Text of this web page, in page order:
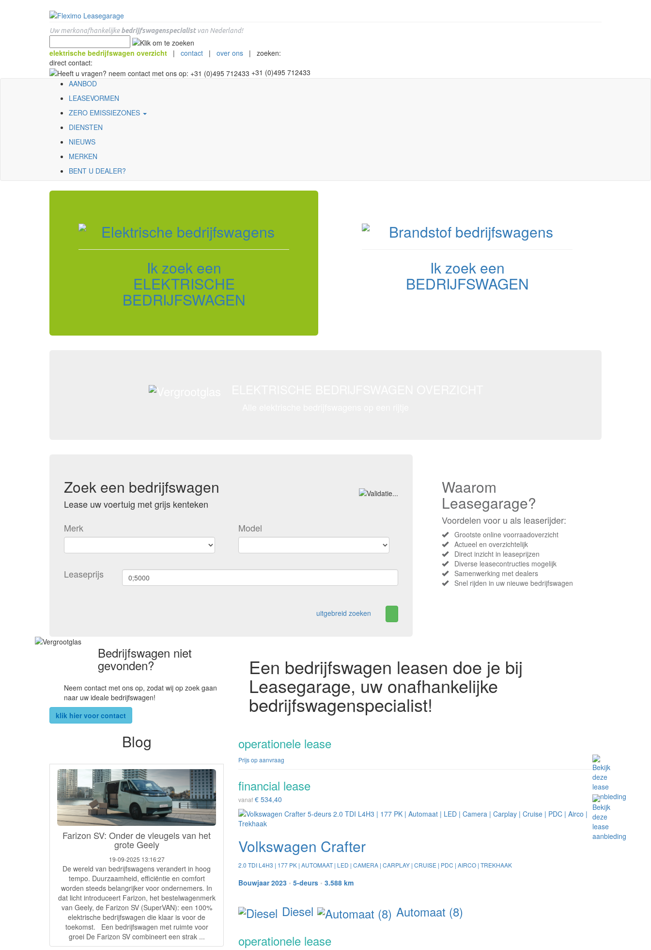
Uw merkonafhankelijkebedrijfswagenspecialistvan Nederland!
elektrische bedrijfswagen overzicht | contact | over ons | zoeken:
direct contact:
+31 (0)495 712433
AANBOD
LEASEVORMEN
ZERO EMISSIEZONES
DIENSTEN
NIEUWS
MERKEN
BENT U DEALER?
Ik zoek een
ELEKTRISCHE
BEDRIJFSWAGEN
Ik zoek een
BEDRIJFSWAGEN
Zoek een bedrijfswagen
Lease uw voertuig met grijs kenteken
Merk
Model
Leaseprijs
uitgebreid zoeken
Waarom
Leasegarage?
Voordelen voor u als leaserijder:
Grootste online voorraadoverzicht
Actueel en overzichtelijk
Direct inzicht in leaseprijzen
Diverse leasecontructies mogelijk
Samenwerking met dealers
Snel rijden in uw nieuwe bedrijfswagen
Bedrijfswagen niet
gevonden?
Neem contact met ons op, zodat wij op zoek gaan
naar uw ideale bedrijfswagen!
klik hier voor contact
Blog
Farizon SV: Onder de vleugels van het
grote Geely
19-09-2025 13:16:27
De wereld van bedrijfswagens verandert in hoog
tempo. Duurzaamheid, efficiëntie en comfort
worden steeds belangrijker voor ondernemers. In
dat licht introduceert Farizon, het bestelwagenmerk
van Geely, de Farizon SV (SuperVAN): een 100%
elektrische bedrijfswagen die klaar is voor de
toekomst. Een bedrijfswagen met ruimte voor
groei De Farizon SV combineert een strak ...
Een bedrijfswagen leasen doe je bij
Leasegarage, uw onafhankelijke
bedrijfswagenspecialist!
operationele lease
Prijs op aanvraag
financial lease
vanaf € 534,40
Volkswagen Crafter
2.0 TDI L4H3 | 177 PK | AUTOMAAT | LED | CAMERA | CARPLAY | CRUISE | PDC | AIRCO | TREKHAAK
Bouwjaar 2023 • 5-deurs • 3.588 km
Diesel
Automaat (8)
operationele lease